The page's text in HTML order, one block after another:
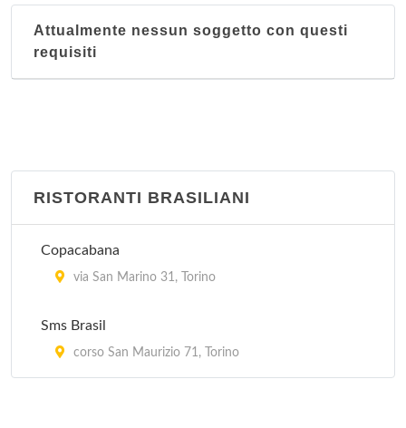
Du cheng
Attualmente nessun soggetto con questi
requisiti
RISTORANTI BRASILIANI
Copacabana
via San Marino 31, Torino
Sms Brasil
corso San Maurizio 71, Torino